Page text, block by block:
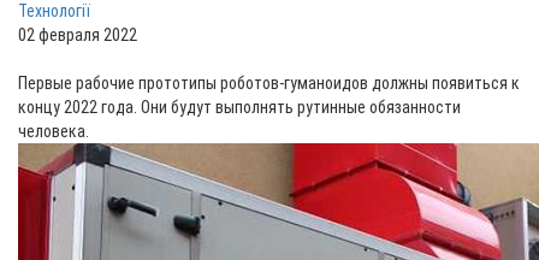
Технології
02 февраля 2022
Первые рабочие прототипы роботов-гуманоидов должны появиться к
концу 2022 года. Они будут выполнять рутинные обязанности
человека.